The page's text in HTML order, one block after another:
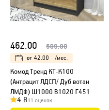
462.00 509.00
от 42.00 /мес.
Kомод Тренд КТ-К100
(Антрацит ЛДСП/ Дуб вотан
ЛМДФ) Ш1000 В1020 Г451
4.811 оценок